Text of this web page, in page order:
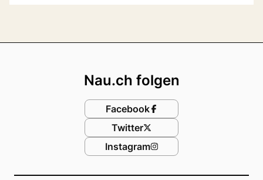
Nau.ch folgen
Facebook
Twitter
Instagram